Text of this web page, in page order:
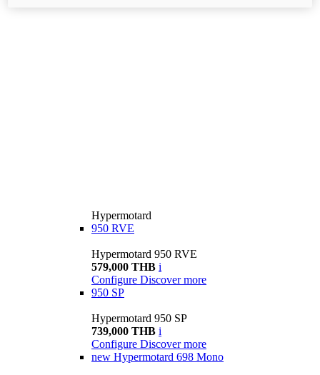
Hypermotard
950 RVE
Hypermotard 950 RVE
579,000 THB i
Configure Discover more
950 SP
Hypermotard 950 SP
739,000 THB i
Configure Discover more
new Hypermotard 698 Mono